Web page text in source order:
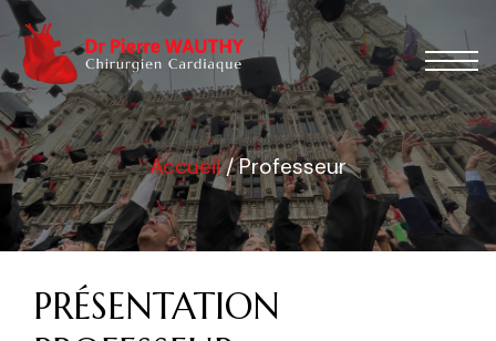
Accueil/Professeur
PRÉSENTATION